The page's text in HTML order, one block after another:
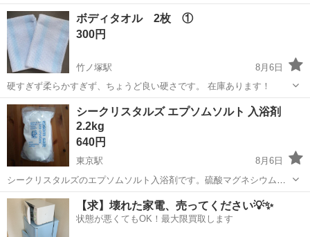
ワンルーム寮完備！赴任旅費会社負担！年間休日130日★フォークリフ
ト免許お持ちの方、活躍中！就業先食堂利用可★《神奈川県相模原
市》 人気の工場のお仕事 ◇電...
神奈川 相模原市 南橋本駅 その他
ボディタオル 2枚 ①
300円
竹ノ塚駅
8月6日
硬すぎず柔らかすぎず、ちょうど良い硬さです。 在庫あります！
東京 足立区 竹ノ塚駅 家庭用品
シークリスタルズ エプソムソルト 入浴剤
2.2kg
640円
東京駅
8月6日
シークリスタルズのエプソムソルト入浴剤です。硫酸マグネシウム配
合で、リラックスしたバスタイムをお楽しみいただけます。 封は開け
てしまいましたが、使用していません。 ・ブランド：シークリスタル
ズ ・内容量：2.2kg ・状態...
東京 渋谷区 東京駅 家庭用品
【求】壊れた家電、売ってください💡✨
状態が悪くてもOK！最大限買取します